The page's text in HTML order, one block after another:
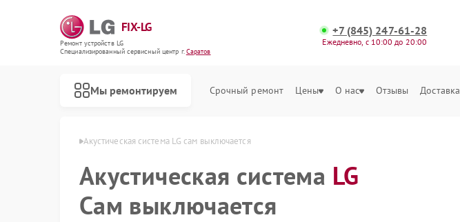
FIX-LG
Ремонт устройств LG
Специализированный cервисный центр г.Саратов
+7 (845) 247-61-28
Ежедневно, с 10:00 до 20:00
Мы ремонтируем Срочный ремонт Цены О нас Отзывы Доставка
Акустическая система LG сам выключается
Акустическая система LG
Сам выключается